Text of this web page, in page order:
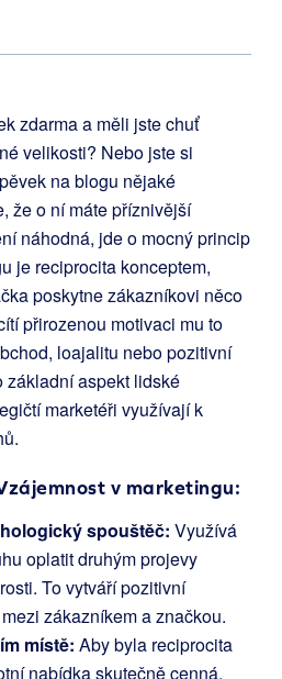
zdarma a měli jste chuť
velikosti? Nebo jste si
na blogu nějaké
že o ní máte příznivější
náhodná, jde o mocný princip
je reciprocita konceptem,
poskytne zákazníkovi něco
přirozenou motivaci mu to
loajalitu nebo pozitivní
základní aspekt lidské
marketéři využívají k
v marketingu:
spouštěč: Využívá
oplatit druhým projevy
To vytváří pozitivní
zákazníkem a značkou.
místě: Aby byla reciprocita
nabídka skutečně cenná,